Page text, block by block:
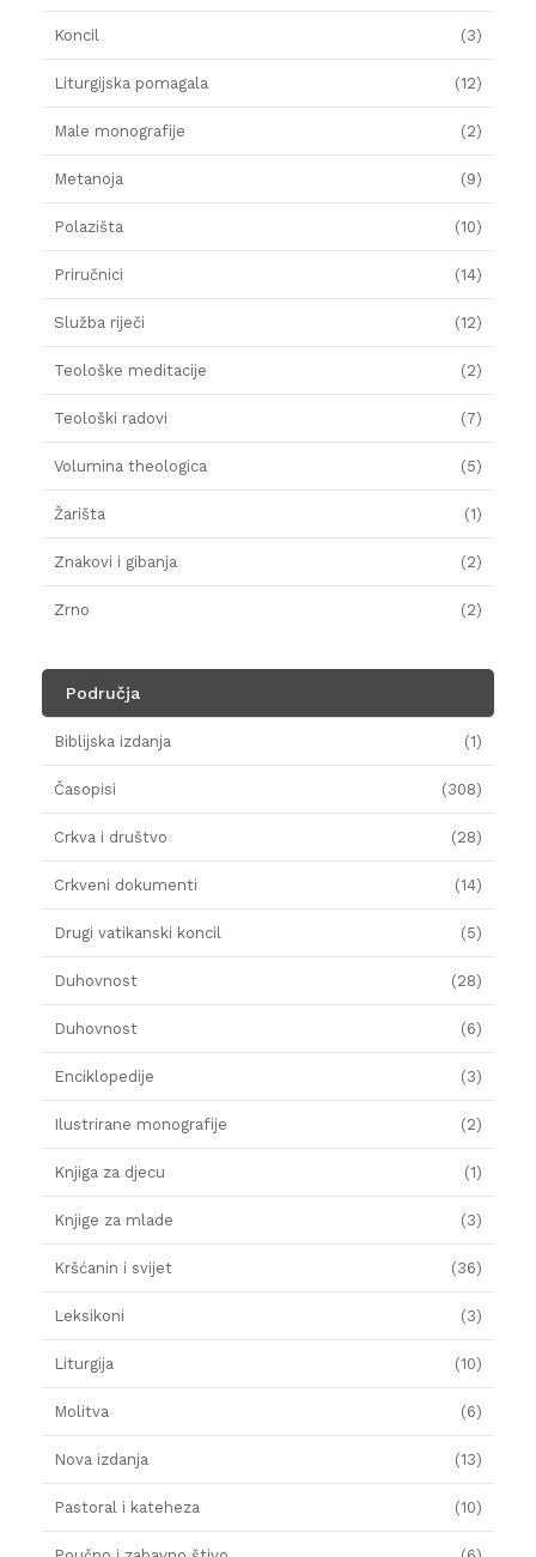
Koncil (3)
Liturgijska pomagala (12)
Male monografije (2)
Metanoja (9)
Polazišta (10)
Priručnici (14)
Služba riječi (12)
Teološke meditacije (2)
Teološki radovi (7)
Volumina theologica (5)
Žarišta (1)
Znakovi i gibanja (2)
Zrno (2)
Područja
Biblijska izdanja (1)
Časopisi (308)
Crkva i društvo (28)
Crkveni dokumenti (14)
Drugi vatikanski koncil (5)
Duhovnost (28)
Duhovnost (6)
Enciklopedije (3)
Ilustrirane monografije (2)
Knjiga za djecu (1)
Knjige za mlade (3)
Kršćanin i svijet (36)
Leksikoni (3)
Liturgija (10)
Molitva (6)
Nova izdanja (13)
Pastoral i kateheza (10)